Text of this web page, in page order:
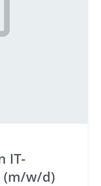
IT-
(m/w/d)